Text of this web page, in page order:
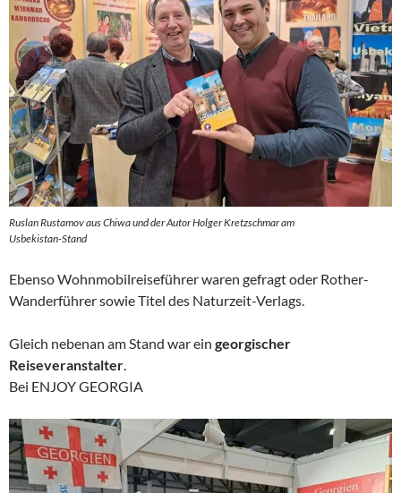
Ruslan Rustamov aus Chiwa und der Autor Holger Kretzschmar am
Usbekistan-Stand
Ebenso Wohnmobilreiseführer waren gefragt oder Rother-
Wanderführer sowie Titel des Naturzeit-Verlags.
Gleich nebenan am Stand war ein georgischer
Reiseveranstalter.
Bei ENJOY GEORGIA